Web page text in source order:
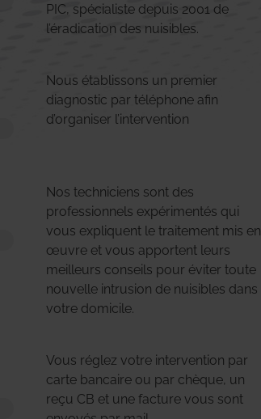
PIC, spécialiste depuis 2001 de
l’éradication des nuisibles.
Nous établissons un premier
diagnostic par téléphone afin
d’organiser l’intervention
Nos techniciens sont des
professionnels expérimentés qui
vous expliquent le traitement mis en
œuvre et vous apportent leurs
meilleurs conseils pour éviter toute
nouvelle intrusion de nuisibles dans
votre domicile.
Vous réglez votre intervention par
carte bancaire ou par chèque, un
reçu CB et une facture vous sont